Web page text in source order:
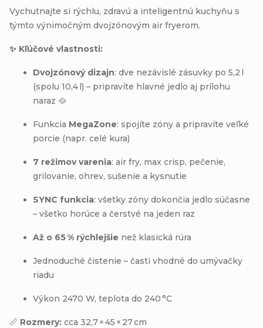
Vychutnajte si rýchlu, zdravú a inteligentnú kuchyňu s
týmto výnimočným dvojzónovým air fryerom.
✨ Kľúčové vlastnosti:
Dvojzónový dizajn: dve nezávislé zásuvky po 5,2 l
(spolu 10,4 l) – pripravíte hlavné jedlo aj prílohu
naraz 🥘
Funkcia MegaZone: spojíte zóny a pripravíte veľké
porcie (napr. celé kura)
7 režimov varenia: air fry, max crisp, pečenie,
grilovanie, ohrev, sušenie a kysnutie
SYNC funkcia: všetky zóny dokončia jedlo súčasne
– všetko horúce a čerstvé na jeden raz
Až o 65 % rýchlejšie než klasická rúra
Jednoduché čistenie – časti vhodné do umývačky
riadu
Výkon 2470 W, teplota do 240 °C
📏 Rozmery: cca 32,7 × 45 × 27 cm